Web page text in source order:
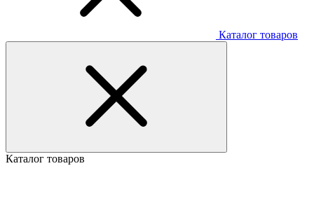
Каталог товаров
Каталог товаров